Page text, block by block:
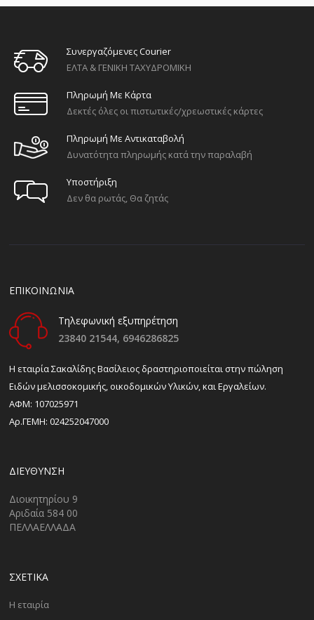
Συνεργαζόμενες Courier
ΕΛΤΑ & ΓΕΝΙΚΗ ΤΑΧΥΔΡΟΜΙΚΗ
Πληρωμή Με Κάρτα
Δεκτές όλες οι πιστωτικές/χρεωστικές κάρτες
Πληρωμή Με Αντικαταβολή
Δυνατότητα πληρωμής κατά την παραλαβή
Υποστήριξη
Δεν θα ρωτάς, Θα ζητάς
ΕΠΙΚΟΙΝΩΝΙΑ
Τηλεφωνική εξυπηρέτηση
23840 21544, 6946286825
H εταιρία Σακαλίδης Βασίλειος δραστηριοποιείται στην πώληση
Ειδών μελισσοκομικής, οικοδομικών Υλικών, και Εργαλείων.
ΑΦΜ: 107025971
Αρ.ΓΕΜΗ: 024252047000
ΔΙΕΎΘΥΝΣΗ
Διοικητηρίου 9
Αριδαία 584 00
ΠΕΛΛΑΕΛΛΑΔΑ
ΣΧΕΤΙΚΑ
Η εταιρία